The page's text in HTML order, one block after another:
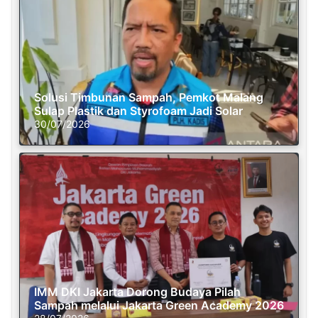
Solusi Timbunan Sampah, Pemkot Malang
Sulap Plastik dan Styrofoam Jadi Solar
30/07/2026
IMM DKI Jakarta Dorong Budaya Pilah
Sampah melalui Jakarta Green Academy 2026